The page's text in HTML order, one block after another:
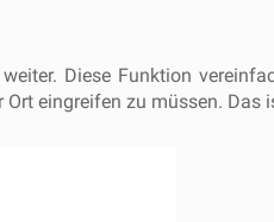
Diese Funktion
eingreifen zu müssen.